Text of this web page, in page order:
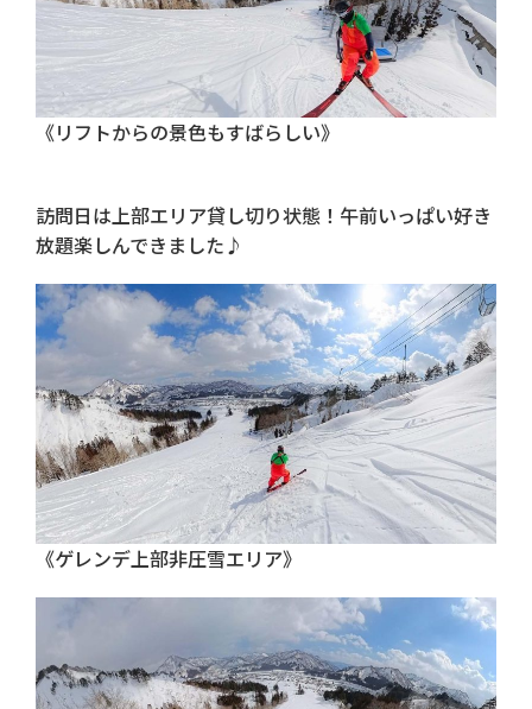
《リフトからの景色もすばらしい》
訪問日は上部エリア貸し切り状態！午前いっぱい好き
放題楽しんできました♪
《ゲレンデ上部非圧雪エリア》